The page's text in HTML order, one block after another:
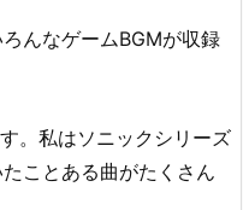
んなゲームBGMが収録
。私はソニックシリーズ
ことある曲がたくさん